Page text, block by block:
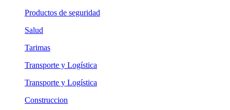
Productos de seguridad
Salud
Tarimas
Transporte y Logística
Transporte y Logística
Construccion